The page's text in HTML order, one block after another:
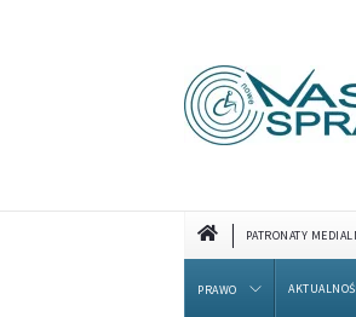
PATRONATY
PRAWO